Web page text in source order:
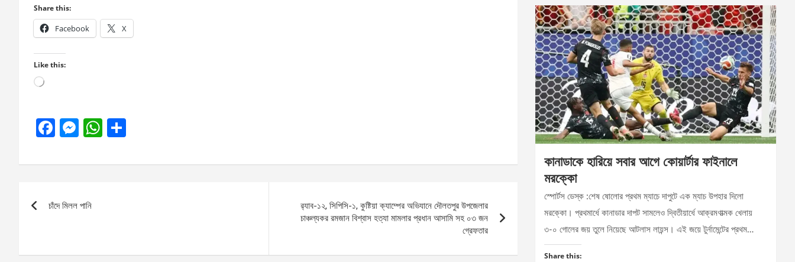
Share this:
Facebook X
Like this:
Loading…
F
ce
o
M
se
g
W
at ar
navigation
চাঁদে মিলল পানি
র‌্যাব-১২, সিপিসি-১, কুষ্টিয়া ক্যাম্পের অভিযানে দৌলতপুর উপজেলার
চাঞ্চল্যকর রমজান বিশ্বাস হত্যা মামলার প্রধান আসামি সহ ০৩ জন
গ্রেফতার
কানাডাকে হারিয়ে সবার আগে কোয়ার্টার ফাইনালে
মরক্কো
স্পোর্টস ডেস্ক :শেষ ষোলোর প্রথম ম্যাচে দাপুটে এক ম্যাচ উপহার দিলো
মরক্কো। প্রথমার্ধে কানাডার দাপট সামলেও দ্বিতীয়ার্ধে আক্রমণাত্মক খেলায়
৩-০ গোলের জয় তুলে নিয়েছে আটলাস লায়ন্স। এই জয়ে টুর্নামেন্টের প্রথম…
Share this: